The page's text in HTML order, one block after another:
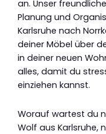
an. Unser
Planung und
Karlsruhe nach
deiner Möbel über
in deiner neuen
alles, damit du
einziehen kannst.
Worauf wartest du
Wolf aus Karlsruhe,